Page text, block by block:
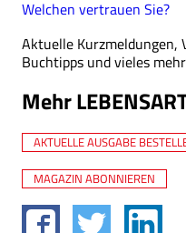
Welchen vertrauen Sie?
Aktuelle Kurzmeldungen,
Buchtipps und vieles
Mehr
AKTUELLE AUSGABE
MAGAZIN ABONNIEREN